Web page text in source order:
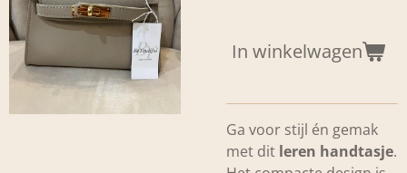
In winkelwagen
Ga voor stijl én gemak
met dit leren handtasje.